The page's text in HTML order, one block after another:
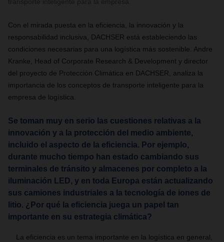
Con el mirada puesta en la eficiencia, la innovación y la
responsabilidad inclusiva, DACHSER está estableciendo las
condiciones necesarias para una logística más sostenible. Andre
Kranke, Head of Corporate Research & Development y director
del proyecto de Protección Climática en DACHSER, analiza la
importancia de los conceptos de transporte inteligente para la
empresa de logística.
Se toman muy en serio las cuestiones relativas a la
innovación y a la protección del medio ambiente,
incluido el aspecto de la eficiencia. Por ejemplo,
durante mucho tiempo han estado cambiando sus
terminales de tránsito y almacenes por completo a la
iluminación LED, y en toda Europa están actualizando
sus camiones industriales a la tecnología de iones de
litio. ¿Por qué la eficiencia juega un papel tan
importante en su estrategia climática?
La eficiencia es un tema importante en la logística en general,